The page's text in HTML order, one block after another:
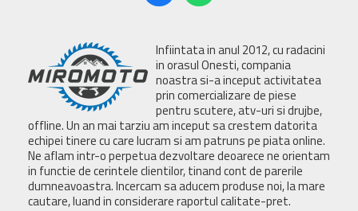
Infiintata in anul 2012, cu radacini
in orasul Onesti, compania
noastra si-a inceput activitatea
prin comercializare de piese
pentru scutere, atv-uri si drujbe,
offline. Un an mai tarziu am inceput sa crestem datorita
echipei tinere cu care lucram si am patruns pe piata online.
Ne aflam intr-o perpetua dezvoltare deoarece ne orientam
in functie de cerintele clientilor, tinand cont de parerile
dumneavoastra. Incercam sa aducem produse noi, la mare
cautare, luand in considerare raportul calitate-pret.